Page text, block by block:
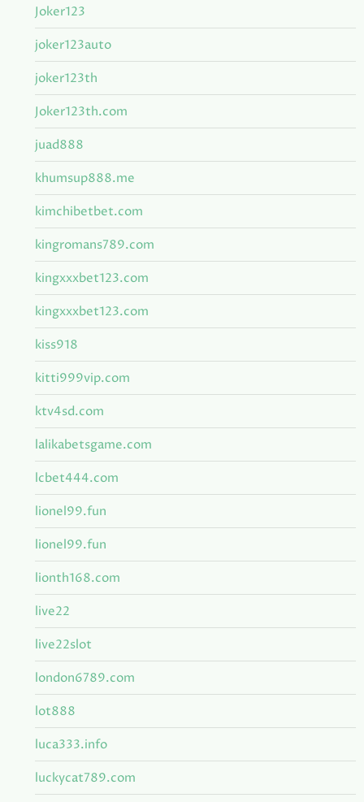
Joker123
joker123auto
joker123th
Joker123th.com
juad888
khumsup888.me
kimchibetbet.com
kingromans789.com
kingxxxbet123.com
kingxxxbet123.com
kiss918
kitti999vip.com
ktv4sd.com
lalikabetsgame.com
lcbet444.com
lionel99.fun
lionel99.fun
lionth168.com
live22
live22slot
london6789.com
lot888
luca333.info
luckycat789.com